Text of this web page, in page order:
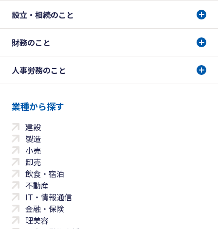
設立・相続のこと
財務のこと
人事労務のこと
業種から探す
建設
製造
小売
卸売
飲食・宿泊
不動産
IT・情報通信
金融・保険
理美容